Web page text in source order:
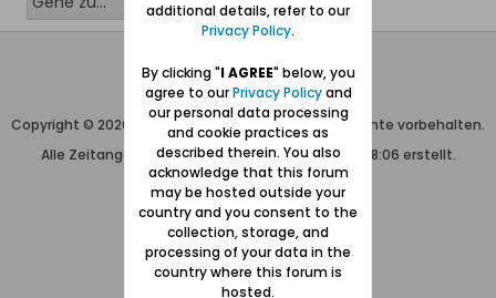
Wolfgang Naujocks MMXXVI
Powered byvBulletin®
Copyright © 2026 MH Sub I, LLC dba vBulletin. Alle Rechte vorbehalten.
Alle Zeitangaben in WEZ+1. Die Seite wurde um 08:06 erstellt.
additional details, refer to our
Privacy Policy.
By clicking "I AGREE" below, you
agree to ourPrivacy Policyand
our personal data processing
and cookie practices as
described therein. You also
acknowledge that this forum
may be hosted outside your
country and you consent to the
collection, storage, and
processing of your data in the
country where this forum is
hosted.